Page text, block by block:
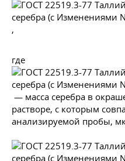
,
где
— масса серебра в
растворе, с которым
анализируемой пробы,